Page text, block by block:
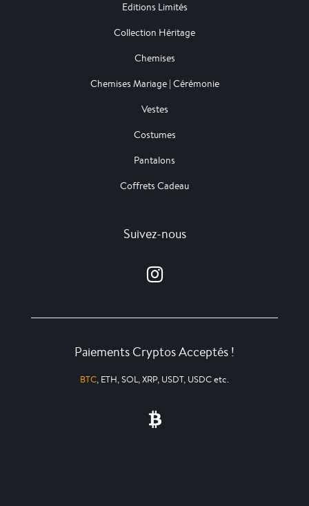
Editions Limités
Collection Héritage
Chemises
Chemises Mariage | Cérémonie
Vestes
Costumes
Pantalons
Coffrets Cadeau
Suivez-nous
Paiements Cryptos Acceptés !
BTC, ETH, SOL, XRP, USDT, USDC etc.